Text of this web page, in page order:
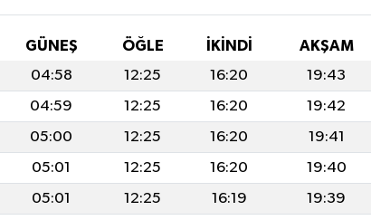
GÜNEŞ ÖĞLE İKINDI AKŞAM
04:58 12:25 16:20 19:43
04:59 12:25 16:20 19:42
05:00 12:25 16:20 19:41
05:01 12:25 16:20 19:40
05:01 12:25 16:19 19:39